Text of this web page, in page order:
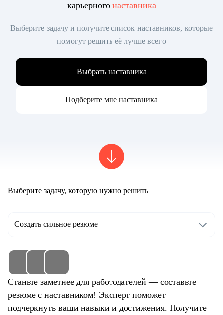
карьерного наставника
Выберите задачу и получите список наставников, которые
помогут решить её лучше всего
Выбрать наставника
Подберите мне наставника
Выберите задачу, которую нужно решить
Создать сильное резюме
Станьте заметнее для работодателей — составьте
резюме с наставником! Эксперт поможет
подчеркнуть ваши навыки и достижения. Получите